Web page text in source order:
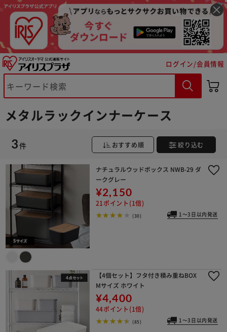
ログイン/会員情報
メタルラックインナーケース
3件 おすすめ順 絞り込む
ナチュラルウッドボックス NWB-29 ダ
ークグレー
¥2,150
21ポイント(1倍)
(30) 1～3日以内発送
【4個セット】フタ付き積み重ねBOX
Mサイズ ホワイト
¥4,400
44ポイント(1倍)
(85) 1～3日以内発送
※ご確認ください
カートに入れる